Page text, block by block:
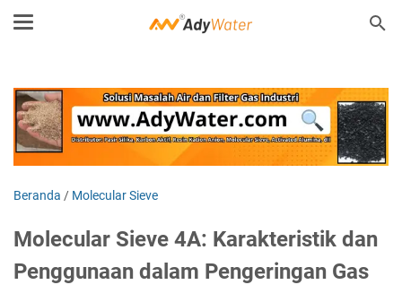
Beranda / Molecular Sieve
Molecular Sieve 4A: Karakteristik dan
Penggunaan dalam Pengeringan Gas